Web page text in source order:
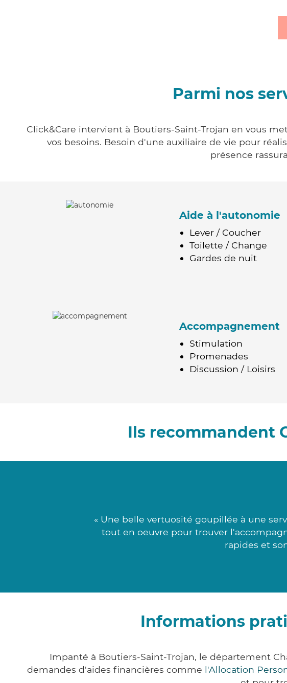
Parmi nos
Click&Care intervient à Boutiers-Saint-Trojan en vous
vos besoins. Besoin d'une auxiliaire de vie pour
présence
Aide à l'autonomie
Lever / Coucher
Toilette / Change
Gardes de nuit
Accompagnement
Stimulation
Promenades
Discussion / Loisirs
Ils recommandent
« Une belle vertuosité goupillée à une
tout en oeuvre pour trouver
rapides et
Informations
Impanté à Boutiers-Saint-Trojan, le département
demandes d'aides financières comme l'Allocation